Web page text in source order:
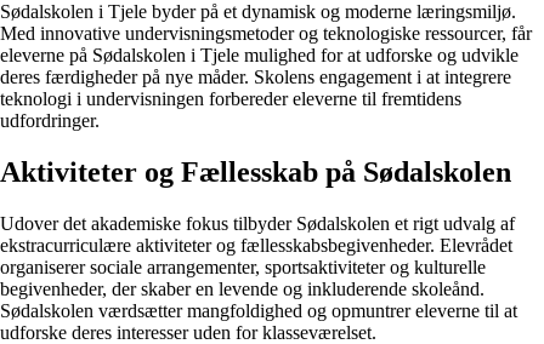
Sødalskolen i Tjele byder på et dynamisk og moderne læringsmiljø.
Med innovative undervisningsmetoder og teknologiske ressourcer, får
eleverne på Sødalskolen i Tjele mulighed for at udforske og udvikle
deres færdigheder på nye måder. Skolens engagement i at integrere
teknologi i undervisningen forbereder eleverne til fremtidens
udfordringer.
Aktiviteter og Fællesskab på Sødalskolen
Udover det akademiske fokus tilbyder Sødalskolen et rigt udvalg af
ekstracurriculære aktiviteter og fællesskabsbegivenheder. Elevrådet
organiserer sociale arrangementer, sportsaktiviteter og kulturelle
begivenheder, der skaber en levende og inkluderende skoleånd.
Sødalskolen værdsætter mangfoldighed og opmuntrer eleverne til at
udforske deres interesser uden for klasseværelset.